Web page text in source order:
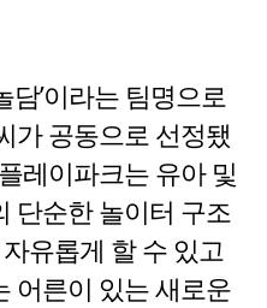
담’이라는 팀명으로
가 공동으로 선정됐
레이파크는 유아 및
단순한 놀이터 구조
유롭게 할 수 있고
어른이 있는 새로운